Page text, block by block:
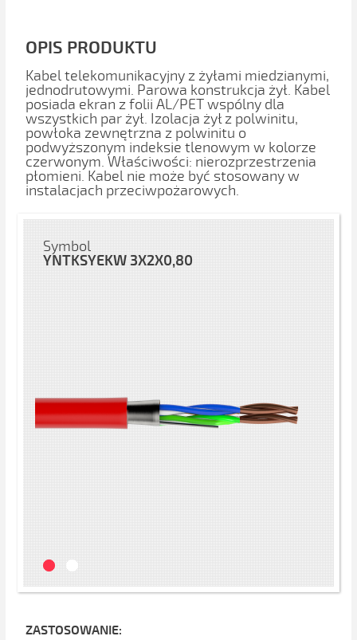
OPIS PRODUKTU
Kabel telekomunikacyjny z żyłami miedzianymi,
jednodrutowymi. Parowa konstrukcja żył. Kabel
posiada ekran z folii AL/PET wspólny dla
wszystkich par żył. Izolacja żył z polwinitu,
powłoka zewnętrzna z polwinitu o
podwyższonym indeksie tlenowym w kolorze
czerwonym. Właściwości: nierozprzestrzenia
płomieni. Kabel nie może być stosowany w
instalacjach przeciwpożarowych.
Symbol
YNTKSYEKW 3X2X0,80
ZASTOSOWANIE: